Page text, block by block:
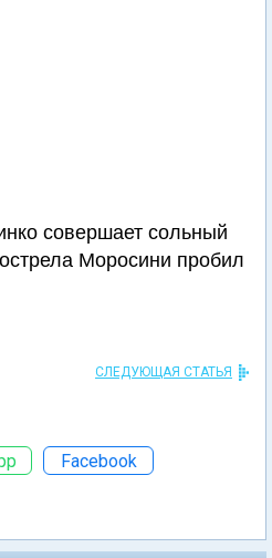
совершает сольный
Моросини пробил
СЛЕДУЮЩАЯ СТАТЬЯ
Facebook